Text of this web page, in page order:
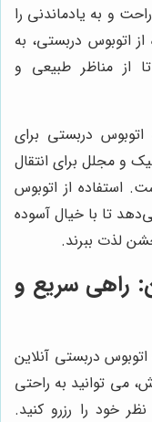
و به یادماندنی را
اتوبوس دربستی، به
از مناظر طبیعی و
اتوبوس دربستی برای
و مجلل برای انتقال
استفاده از اتوبوس
تا با خیال آسوده
لذت ببرند.
راهی سریع و
اتوبوس دربستی آنلاین
می توانید به راحتی
خود را رزرو کنید.